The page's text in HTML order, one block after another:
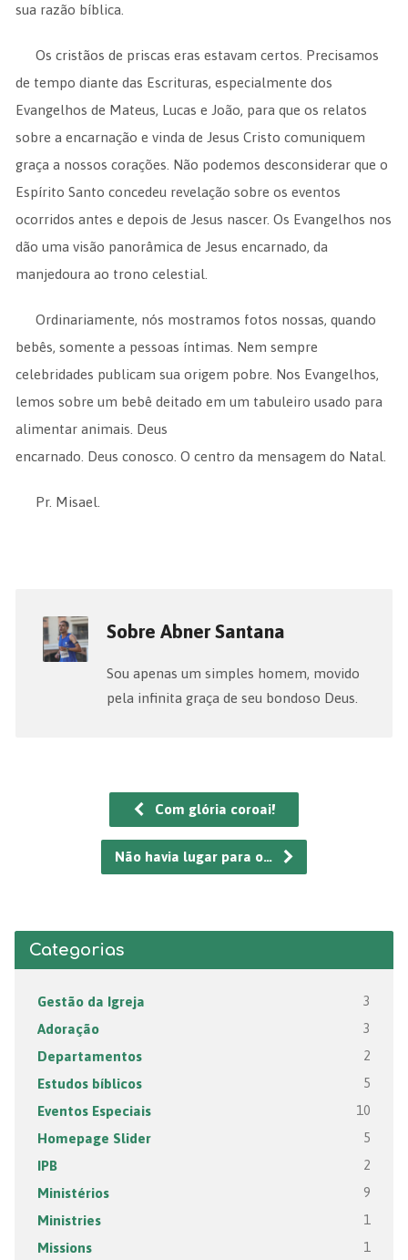
sua razão bíblica.
Os cristãos de priscas eras estavam certos. Precisamos
de tempo diante das Escrituras, especialmente dos
Evangelhos de Mateus, Lucas e João, para que os relatos
sobre a encarnação e vinda de Jesus Cristo comuniquem
graça a nossos corações. Não podemos desconsiderar que o
Espírito Santo concedeu revelação sobre os eventos
ocorridos antes e depois de Jesus nascer. Os Evangelhos nos
dão uma visão panorâmica de Jesus encarnado, da
manjedoura ao trono celestial.
Ordinariamente, nós mostramos fotos nossas, quando
bebês, somente a pessoas íntimas. Nem sempre
celebridades publicam sua origem pobre. Nos Evangelhos,
lemos sobre um bebê deitado em um tabuleiro usado para
alimentar animais. Deus
encarnado. Deus conosco. O centro da mensagem do Natal.
Pr. Misael.
Sobre Abner Santana
Sou apenas um simples homem, movido
pela infinita graça de seu bondoso Deus.
Com glória coroai!
Não havia lugar para o…
Categorias
Gestão da Igreja 3
Adoração 3
Departamentos 2
Estudos bíblicos 5
Eventos Especiais 10
Homepage Slider 5
IPB 2
Ministérios 9
Ministries 1
Missions 1